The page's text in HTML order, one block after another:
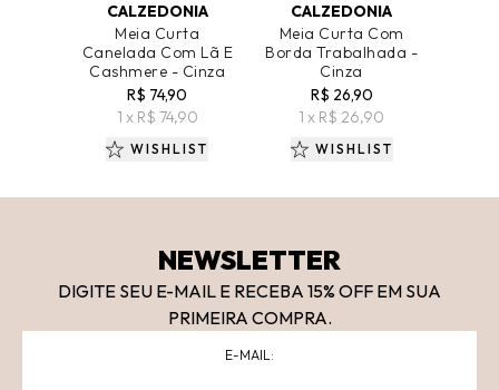
CALZEDONIA
Meia Curta
Canelada Com Lã E
Cashmere - Cinza
R$ 74,90
1 x R$ 74,90
WISHLIST
CALZEDONIA
Meia Curta Com
Borda Trabalhada -
Cinza
R$ 26,90
1 x R$ 26,90
WISHLIST
NEWSLETTER
DIGITE SEU E-MAIL E RECEBA 15% OFF EM SUA
PRIMEIRA COMPRA.